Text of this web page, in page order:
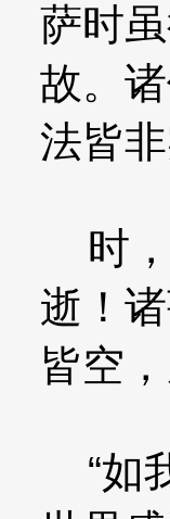
萨时
故。
法皆
时，
逝！
皆空
“如